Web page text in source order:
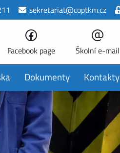
sekretariat@coptkm.cz
Facebook page Školní e-mail
Dokumenty Kontakty